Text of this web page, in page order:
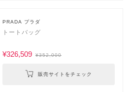
PRADA プラダ
トートバッグ
¥326,509 ¥352,000
販売サイトをチェック